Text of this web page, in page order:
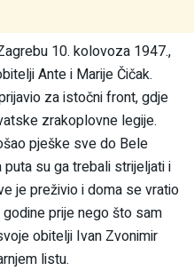
10. kolovoza 1947.,
Ante i Marije Čičak.
za istočni front, gdje
zrakoplovne legije.
pješke sve do Bele
puta su ga trebali strijeljati i
je preživio i doma se vratio
prije nego što sam
obitelji Ivan Zvonimir
listu.